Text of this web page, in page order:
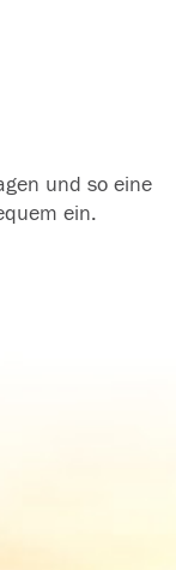
und so eine
ein.